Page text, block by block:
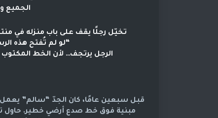
الجميع
تخيّل رجلًا يقف على باب منزله في
“لو لم تُفتح هذه
الرجل يرتجف… لأن الخط المكتوب
قبل سبعين عامًا، كان الجدّ “سالم” يعمل
مبنية فوق خط صدع أرضي خطير. حاول